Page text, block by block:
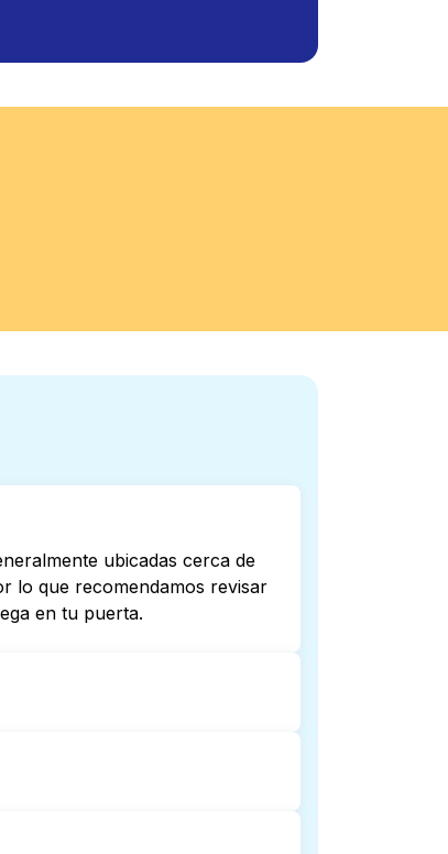
ubicadas cerca de
lo que recomendamos revisar
en tu puerta.
Como alternativa,